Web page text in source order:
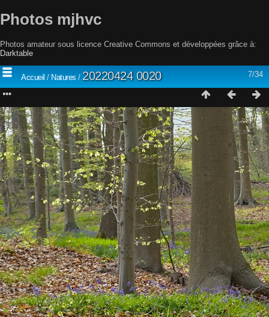
Photos mjhvc
Photos amateur sous licence Creative Commons et développées grâce à:
Darktable
7/34
Accueil / Natures / 20220424 0020